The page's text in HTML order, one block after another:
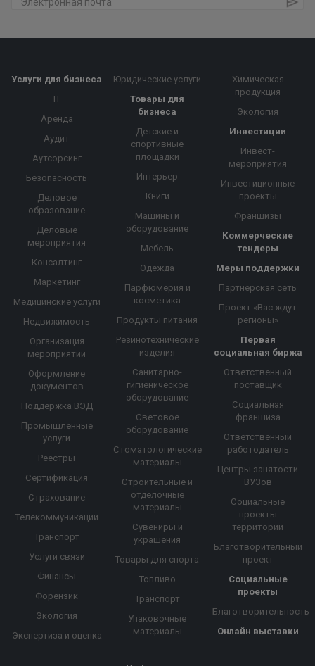
Услуги для бизнеса
IT
Аренда
Аудит
Аутсорсинг
Безопасность
Деловое
образование
Деловые
мероприятия
Консалтинг
Маркетинг
Медицинские услуги
Недвижимость
Организация
мероприятий
Оформление
документов
Поддержка ВЭД
Промышленные
услуги
Реестры
Сертификация
Страхование
Телекоммуникации
Транспорт
Услуги связи
Финансы
Форензик
Экология
Экспертиза и оценка
Юридические услуги
Товары для
бизнеса
Детские и
спортивные
площадки
Интерьер
Книги
Машины и
оборудование
Мебель
Одежда
Парфюмерия и
косметика
Продукты питания
Резинотехнические
изделия
Санитарно-
гигиеническое
оборудование
Световое
оборудование
Стоматологические
материалы
Строительные и
отделочные
материалы
Сувениры и
украшения
Товары для спорта
Топливо
Транспорт
Упаковочные
материалы
Химическая
продукция
Экология
Инвестиции
Инвест-
мероприятия
Инвестиционные
проекты
Франшизы
Коммерческие
тендеры
Меры поддержки
Партнерская сеть
Проект «Вас ждут
регионы»
Первая
социальная биржа
Ответственный
поставщик
Социальная
франшиза
Ответственный
работодатель
Центры занятости
ВУЗов
Социальные
проекты
территорий
Благотворительный
проект
Социальные
проекты
Благотворительность
Онлайн выставки